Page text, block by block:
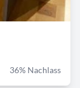
36% Nachlass